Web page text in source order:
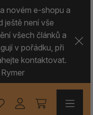
novém e-shopu a
ještě není vše
všech článků a
v pořádku, při
kontaktovat.